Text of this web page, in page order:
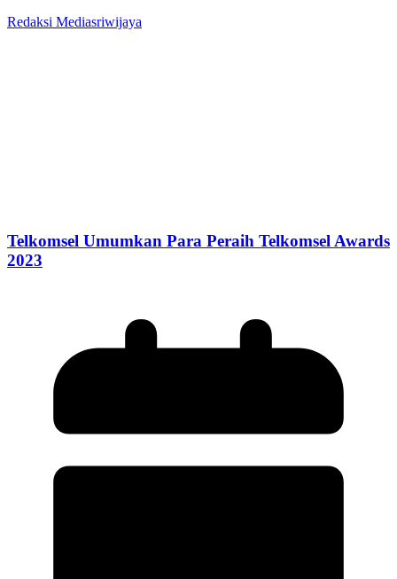
Redaksi Mediasriwijaya
Telkomsel Umumkan Para Peraih Telkomsel Awards
2023